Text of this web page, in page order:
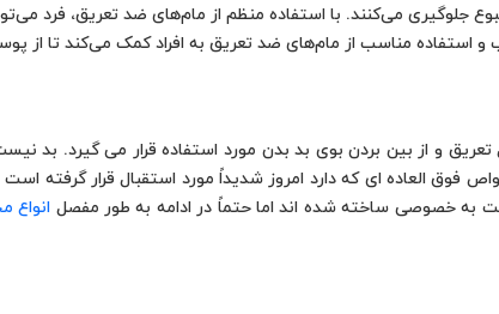
جلوگیری می‌کنند. با استفاده منظم از مام‌های ضد تعریق، فرد
استفاده مناسب از مام‌های ضد تعریق به افراد کمک می‌کند تا از
و از بین بردن بوی بد بدن مورد استفاده قرار می گیرد. بد
العاده ای که دارد امروز شدیداً مورد استقبال قرار گرفته است
به خصوصی ساخته شده اند اما حتماً در ادامه به طور مفصل انواع